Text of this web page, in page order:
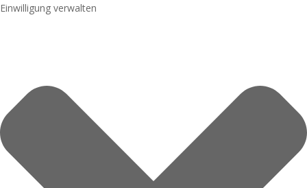
Einwilligung verwalten